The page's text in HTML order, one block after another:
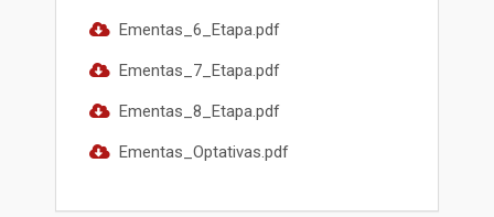
Ementas_6_Etapa.pdf
Ementas_7_Etapa.pdf
Ementas_8_Etapa.pdf
Ementas_Optativas.pdf